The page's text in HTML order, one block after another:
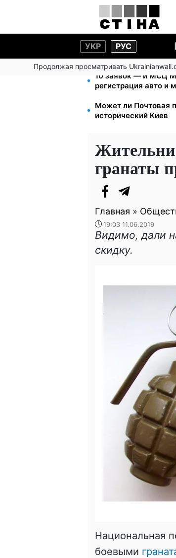
УКР РУС
Продолжая просматривать
10 заявок — и МСЦ
регистрация авто и
Может ли Почтовая
исторический Киев
гранаты
Главная »
19:03 11.06.2019
Видимо, дали
скидку.
Национальная
боевыми